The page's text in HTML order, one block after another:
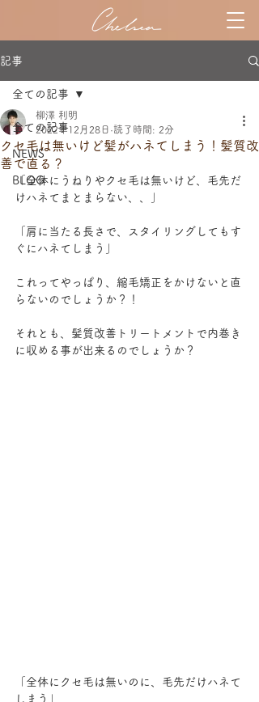
記事
全ての記事
NEWS
BLOG
全ての記事
クセ毛は無いけど髪がハネてしまう！髪質改
善で直る？
柳澤 利明
2022年12月28日 読了時間: 2分
「全体にうねりやクセ毛は無いけど、毛先だ
けハネてまとまらない、、」
「肩に当たる長さで、スタイリングしてもす
ぐにハネてしまう」
これってやっぱり、縮毛矯正をかけないと直
らないのでしょうか？！
それとも、髪質改善トリートメントで内巻き
に収める事が出来るのでしょうか？
「全体にクセ毛は無いのに、毛先だけハネて
しまう」